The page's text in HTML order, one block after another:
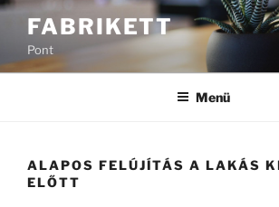
Tartalomhoz
FABRIKETT
Pont
Menü
ALAPOS FELÚJÍTÁS A LAKÁS
ELŐTT